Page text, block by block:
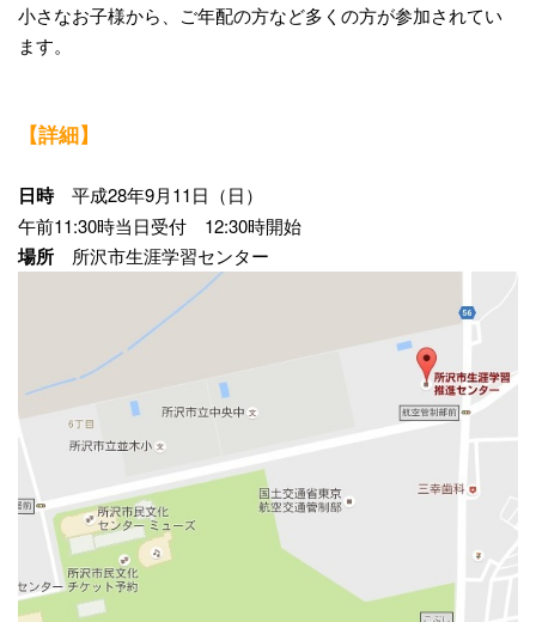
小さなお子様から、ご年配の方など多くの方が参加されてい
ます。
【詳細】
日時平成28年9月11日（日）
午前11:30時当日受付 12:30時開始
場所所沢市生涯学習センター